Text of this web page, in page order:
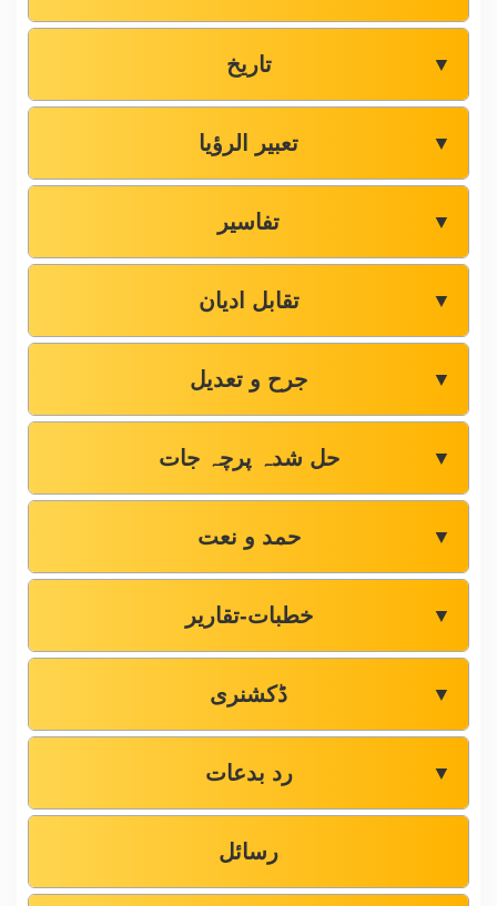
تاریخ ▼
تعبیر الرؤیا ▼
تفاسیر ▼
تقابل ادیان ▼
جرح و تعدیل ▼
حل شدہ پرچہ جات ▼
حمد و نعت ▼
خطبات-تقاریر ▼
ڈکشنری ▼
رد بدعات ▼
رسائل